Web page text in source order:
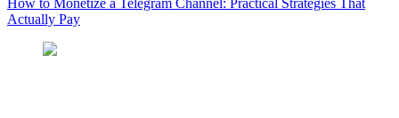
Actually Pay